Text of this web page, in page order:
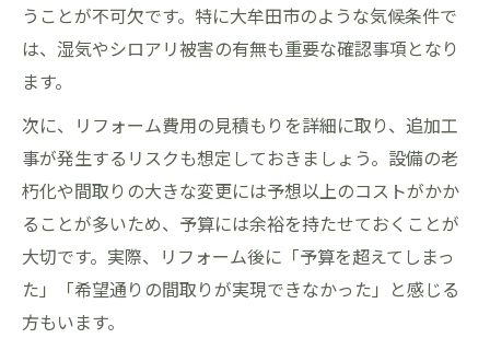
うことが不可欠です。特に大牟田市のような気候条件で
は、湿気やシロアリ被害の有無も重要な確認事項となり
ます。
次に、リフォーム費用の見積もりを詳細に取り、追加工
事が発生するリスクも想定しておきましょう。設備の老
朽化や間取りの大きな変更には予想以上のコストがかか
ることが多いため、予算には余裕を持たせておくことが
大切です。実際、リフォーム後に「予算を超えてしまっ
た」「希望通りの間取りが実現できなかった」と感じる
方もいます。